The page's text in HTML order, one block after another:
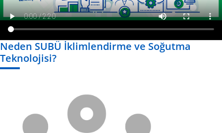
Neden SUBÜ İklimlendirme ve Soğutma
Teknolojisi?